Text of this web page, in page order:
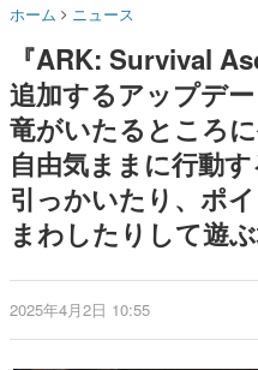
名作ゲームクリエ
きます。
赫本
この物語を解いて
の形をした短編ホ
新世代に訊く
これからのデジタ
の姿を追い、彼ら
ゲーム世代の
ゲームに多大な影
日本のコンテン
画です。
ホーム ニュース
『ARK: Survival
追加するアップデ
竜がいたるところ
自由気ままに行動
引っかいたり、ポ
まわしたりして遊
2025年4月2日 10:55